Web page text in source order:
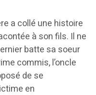
a collé une histoire
à son fils. Il ne
batte sa soeur
commis, l’oncle
de se
en